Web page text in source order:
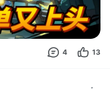
4 13